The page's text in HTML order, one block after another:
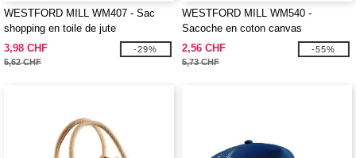
WESTFORD MILL WM407 - Sac
shopping en toile de jute
3,98 CHF
5,62 CHF
-29%
WESTFORD MILL WM540 -
Sacoche en coton canvas
2,56 CHF
5,73 CHF
-55%